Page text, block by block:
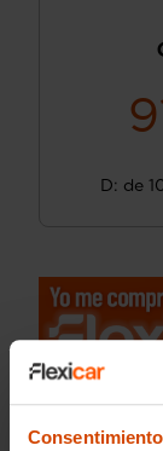
Consentimiento
D: de